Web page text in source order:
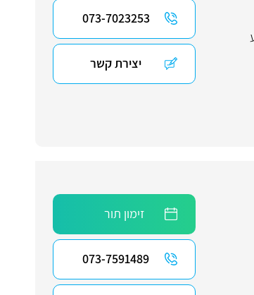
073-7023253
יצירת קשר
זימון תור
073-7591489